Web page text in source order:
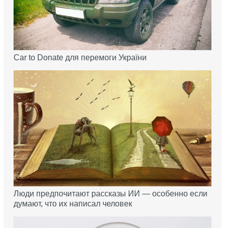
Car to Donate для перемоги України
Люди предпочитают рассказы ИИ — особенно если
думают, что их написал человек